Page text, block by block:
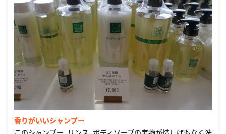
香りがいいシャンプー